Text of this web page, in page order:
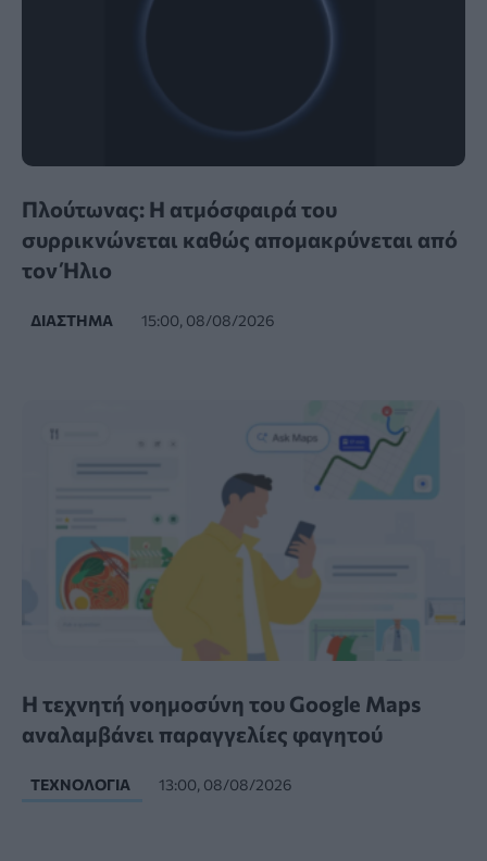
Πλούτωνας: Η ατμόσφαιρά του
συρρικνώνεται καθώς απομακρύνεται από
τον Ήλιο
ΔΙΆΣΤΗΜΑ 15:00, 08/08/2026
Η τεχνητή νοημοσύνη του Google Maps
αναλαμβάνει παραγγελίες φαγητού
ΤΕΧΝΟΛΟΓΊΑ 13:00, 08/08/2026